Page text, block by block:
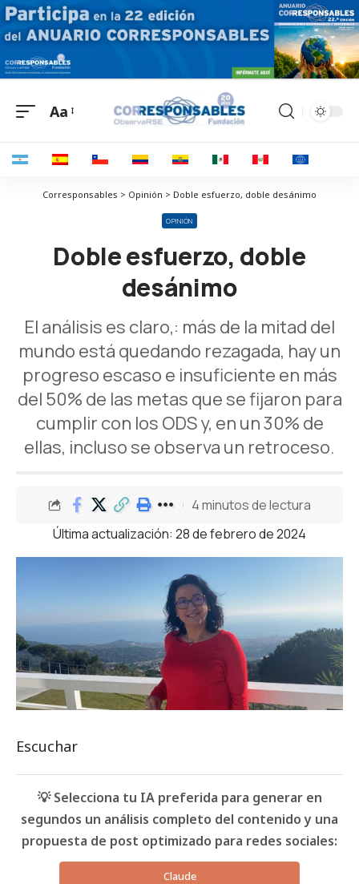
Aa
Corresponsables > Opinión > Doble esfuerzo, doble desánimo
OPINIÓN
Doble esfuerzo, doble
desánimo
El análisis es claro,: más de la mitad del
mundo está quedando rezagada, hay un
progreso escaso e insuficiente en más
del 50% de las metas que se fijaron para
cumplir con los ODS y, en un 30% de
ellas, incluso se observa un retroceso.
Última actualización: 28 de febrero de 2024
4 minutos de lectura
Escuchar
💡 Selecciona tu IA preferida para generar en
segundos un análisis completo del contenido y una
propuesta de post optimizado para redes sociales:
Claude